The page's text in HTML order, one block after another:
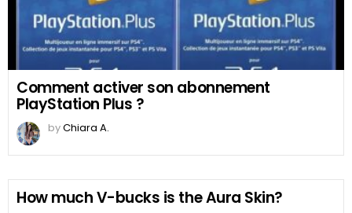
Comment activer son abonnement
PlayStation Plus ?
byChiara A.
How much V-bucks is the Aura Skin?